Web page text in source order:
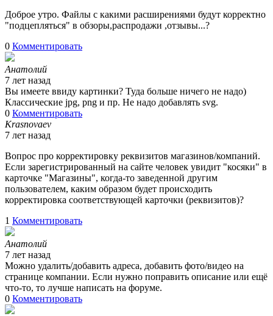
Доброе утро. Файлы с какими расширениями будут корректно
"подцепляться" в обзоры,распродажи ,отзывы...?
0 Комментировать
Анатолий
7 лет назад
Вы имеете ввиду картинки? Туда больше ничего не надо)
Классические jpg, png и пр. Не надо добавлять svg.
0 Комментировать
Krasnovaev
7 лет назад
Вопрос про корректировку реквизитов магазинов/компаний.
Если зарегистрированный на сайте человек увидит "косяки" в
карточке "Магазины", когда-то заведенной другим
пользователем, каким образом будет происходить
корректировка соответствующей карточки (реквизитов)?
1 Комментировать
Анатолий
7 лет назад
Можно удалить/добавить адреса, добавить фото/видео на
странице компании. Если нужно поправить описание или ещё
что-то, то лучше написать на форуме.
0 Комментировать